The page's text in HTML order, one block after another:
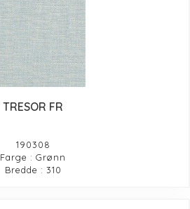
TRESOR FR
190308
Farge : Grønn
Bredde : 310